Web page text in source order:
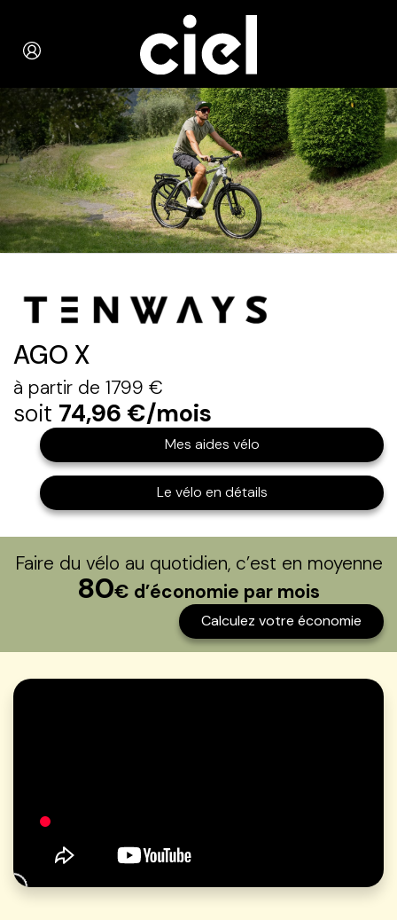
AGO X
à partir de 1799 €
soit 74,96 €/mois
Mes aides vélo
Le vélo en détails
Faire du vélo au quotidien, c’est en moyenne
80€ d’économie par mois
Calculez votre économie